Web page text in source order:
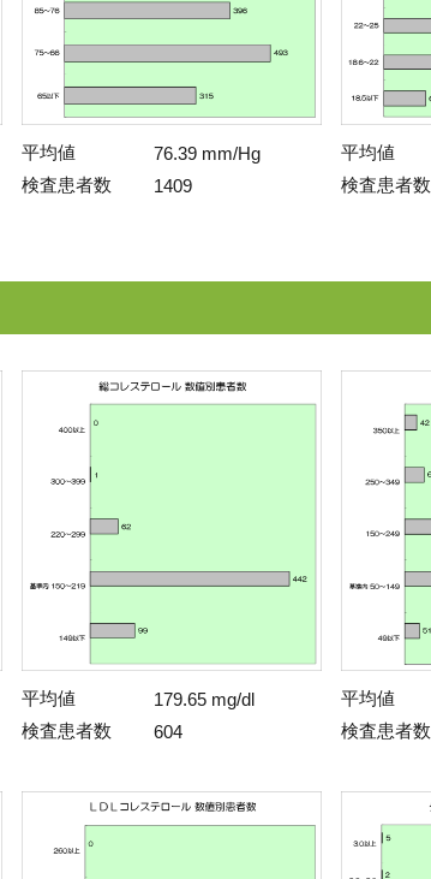
平均値
76.39 mm/Hg
検査患者数
1409
平均値
検査患者数
平均値
179.65 mg/dl
検査患者数
604
平均値
検査患者数